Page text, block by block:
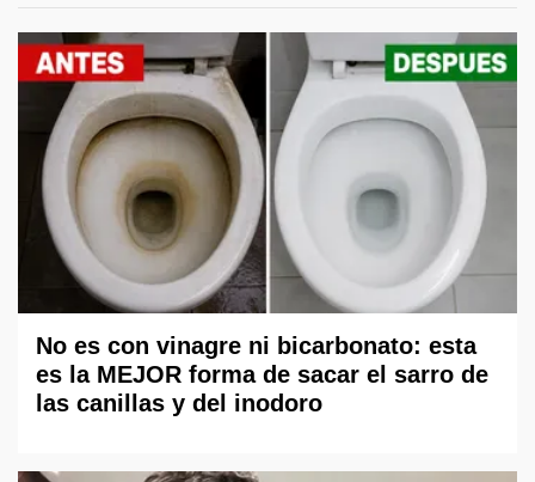
No es con vinagre ni bicarbonato: esta
es la MEJOR forma de sacar el sarro de
las canillas y del inodoro